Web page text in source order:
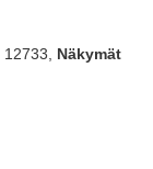
12733, Näkymät